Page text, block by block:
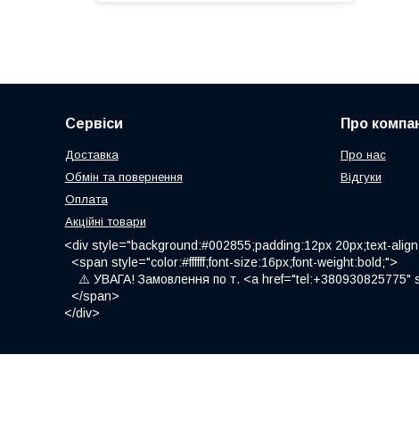
Сервіси
Доставка
Обмін та повернення
Оплата
Акційні товари
Про
Про нас
Відгуки
<div style="background:#002855;padding:12px 20px;text-
<span style="color:#ffffff;font-size:16px;font-weight:bold;">
⚠️ УВАГА! Замовлення по т. <a
</span>
</div>